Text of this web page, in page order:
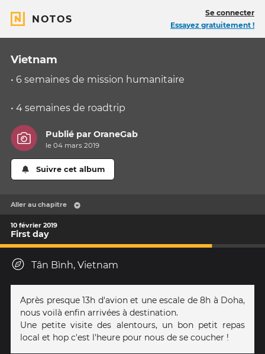
NOTOS
Se connecter
Essayez gratuitement !
Vietnam
• 6 semaines de mission humanitaire
• 4 semaines de roadtrip
Publié parOraneGab
le 04 mars 2019
Suivre cet album
Aller au chapitre
10 février 2019
First day
Tân Bình, Vietnam
Après presque 13h d'avion et une escale de 8h à Doha,
nous voilà enfin arrivées à destination.
Une petite visite des alentours, un bon petit repas
local et hop c'est l'heure pour nous de se coucher !